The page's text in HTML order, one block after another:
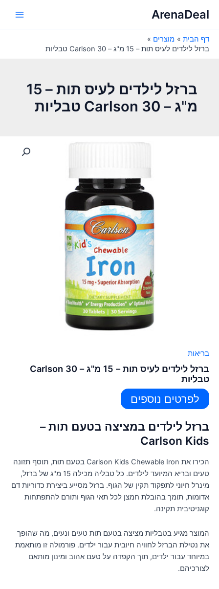
לתוכןArenaDeal
דף הבית
מוצרים
ברזל לילדים לעיס תות – 15 מ"ג – Carlson 30 טבליות
ברזל לילדים לעיס תות – 15
מ"ג – Carlson 30 טבליות
בריאות
ברזל לילדים לעיס תות – 15 מ"ג – Carlson 30
טבליות
לפרטים נוספים
ברזל לילדים במציצה בטעם תות –
Carlson Kids
הכירו את Carlson Kids Chewable Iron בטעם תות, תוסף תזונה
טעים ובריא המיועד לילדים. כל טבליה מכילה 15 מ"ג של ברזל,
מינרל חיוני לתפקוד תקין של הגוף. ברזל מסייע ביצירת כדוריות דם
אדומות, תומך בהובלת חמצן לכל תאי הגוף ותורם להתפתחות
קוגניטיבית תקינה.
המוצר מגיע בטבליות מציצה בטעם תות טעים ונעים, מה שהופך
את נטילת הברזל לחוויה חיובית עבור ילדים. פורמולה זו מותאמת
במיוחד עבור ילדים, תוך הקפדה על טעם אהוב ומינון מותאם
לצורכיהם.